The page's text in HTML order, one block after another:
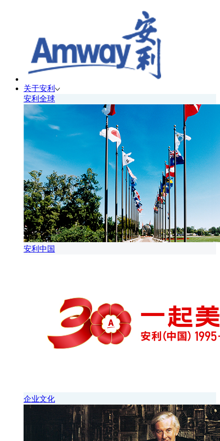
关于安利
安利全球
安利中国
企业文化